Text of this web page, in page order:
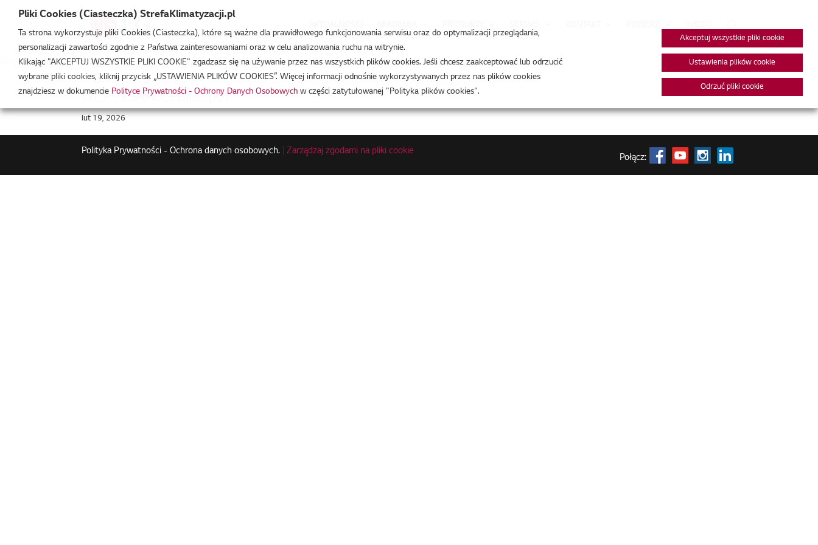
Strefa Klimatyzacji /PTVSAA0
IM_PTVSAA0_Polish.pdf
lut 19, 2026
Polityka Prywatności - Ochrona danych osobowych. |Zarządzaj zgodami na pliki cookie
Połącz:
Pliki Cookies (Ciasteczka) StrefaKlimatyzacji.pl
Ta strona wykorzystuje pliki Cookies (Ciasteczka), które są ważne dla prawidłowego funkcjonowania serwisu oraz do optymalizacji przeglądania,
personalizacji zawartości zgodnie z Państwa zainteresowaniami oraz w celu analizowania ruchu na witrynie.
Klikając "AKCEPTUJ WSZYSTKIE PLIKI COOKIE" zgadzasz się na używanie przez nas wszystkich plików cookies. Jeśli chcesz zaakceptować lub odrzucić
wybrane pliki cookies, kliknij przycisk „USTAWIENIA PLIKÓW COOKIES”. Więcej informacji odnośnie wykorzystywanych przez nas plików cookies
znajdziesz w dokumencie Polityce Prywatności - Ochrony Danych Osobowych w części zatytułowanej "Polityka plików cookies".
Akceptuj wszystkie pliki cookie
Ustawienia plików cookie
Odrzuć pliki cookie